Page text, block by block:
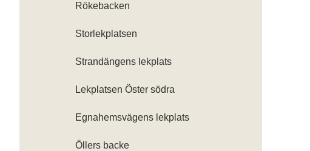
Rökebacken
Storlekplatsen
Strandängens lekplats
Lekplatsen Öster södra
Egnahemsvägens lekplats
Öllers backe